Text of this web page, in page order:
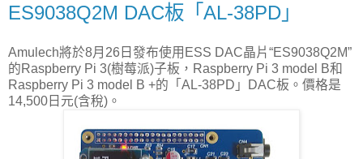
ES9038Q2M DAC板「AL-38PD」
Amulech將於8月26日發布使用ESS DAC晶片“ES9038Q2M”
的Raspberry Pi 3(樹莓派)子板，Raspberry Pi 3 model B和
Raspberry Pi 3 model B +的「AL-38PD」DAC板。價格是
14,500日元(含稅)。